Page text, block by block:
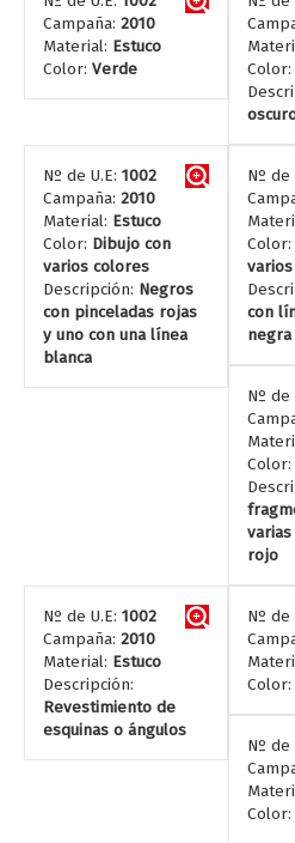
Campaña: 2010
Material: Estuco
Color: Verde
Color:
Nº de U.E: 1002
Campaña: 2010
Material: Estuco
Color: Dibujo con
varios colores
Descripción: Negros
con pinceladas rojas
y uno con una línea
blanca
Nº de
Color:
con
Nº de
Color:
rojo
Nº de U.E: 1002
Campaña: 2010
Material: Estuco
Descripción:
Revestimiento de
esquinas o ángulos
Nº de
Color:
Nº de
Color: